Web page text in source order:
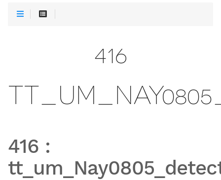
416
416 :